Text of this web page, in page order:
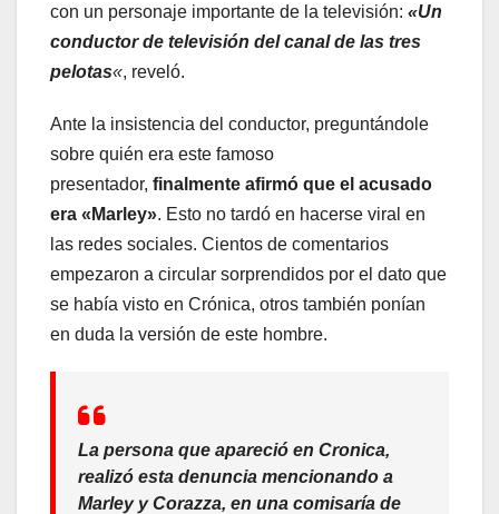
con un personaje importante de la televisión: «Un
conductor de televisión del canal de las tres
pelotas«, reveló.
Ante la insistencia del conductor, preguntándole
sobre quién era este famoso
presentador, finalmente afirmó que el acusado
era «Marley». Esto no tardó en hacerse viral en
las redes sociales. Cientos de comentarios
empezaron a circular sorprendidos por el dato que
se había visto en Crónica, otros también ponían
en duda la versión de este hombre.
La persona que apareció en Cronica,
realizó esta denuncia mencionando a
Marley y Corazza, en una comisaría de